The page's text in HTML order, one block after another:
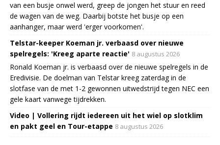
van een busje onwel werd, greep de jongen het stuur en reed
de wagen van de weg. Daarbij botste het busje op een
aanhanger, maar werd 'erger voorkomen'.
Telstar-keeper Koeman jr. verbaasd over nieuwe
spelregels: 'Kreeg aparte reactie' 8 augustus 2026
Ronald Koeman jr. is verbaasd over de nieuwe spelregels in de
Eredivisie. De doelman van Telstar kreeg zaterdag in de
slotfase van de met 1-2 gewonnen uitwedstrijd tegen NEC een
gele kaart vanwege tijdrekken.
Video | Vollering rijdt iedereen uit het wiel op slotklim
en pakt geel en Tour-etappe 8 augustus 2026